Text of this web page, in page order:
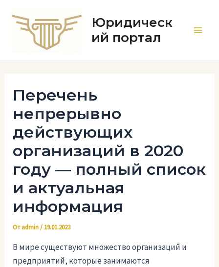
содержимому
Юридическ
ий портал
Перечень
непрерывно
действующих
организаций в 2020
году — полный список
и актуальная
информация
Отadmin/ 19.01.2023
В мире существуют множество организаций и
предприятий, которые занимаются